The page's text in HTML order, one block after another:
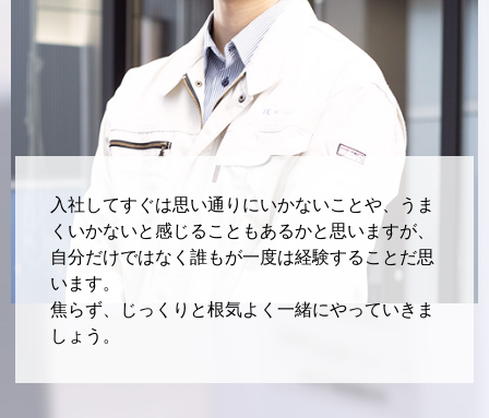
入社してすぐは思い通りにいかないことや、 うま
くいかないと感じることもあるかと思いますが、
自分だけではなく誰もが一度は経験することだ思
います。
焦らず、じっくりと根気よく一緒にやっていきま
しょう。